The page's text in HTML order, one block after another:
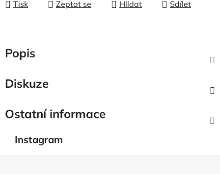
Tisk Zeptat se Hlídat Sdílet
Popis
Diskuze
Ostatní informace
Instagram